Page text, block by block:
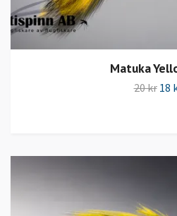
Matuka
20 kr 18